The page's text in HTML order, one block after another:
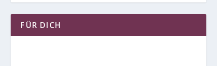
FÜR DICH